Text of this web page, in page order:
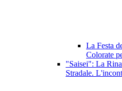
La Festa
Colorate
"Saisei": La
Stradale.